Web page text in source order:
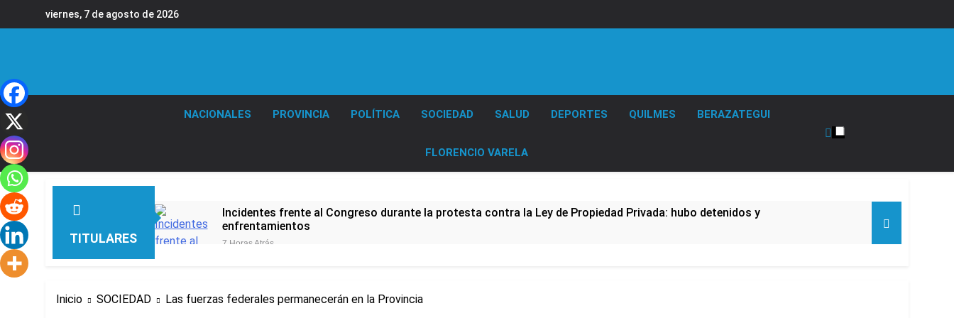
viernes, 7 de agosto de 2026
NACIONALES PROVINCIA POLÍTICA SOCIEDAD SALUD DEPORTES QUILMES BERAZATEGUI
FLORENCIO VARELA
TITULARES
Incidentes frente al Congreso durante la protesta contra la Ley de Propiedad Privada: hubo detenidos y
enfrentamientos
7 Horas Atrás
67 barrios full LED en Florencio Varela
Inicio SOCIEDAD Las fuerzas federales permanecerán en la Provincia